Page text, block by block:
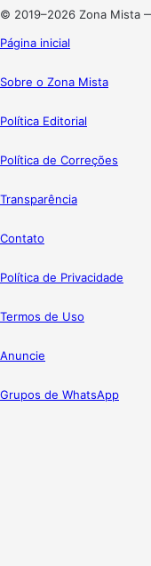
© 2019–2026 Zona Mista
Página inicial
Sobre o Zona Mista
Política Editorial
Política de Correções
Transparência
Contato
Política de Privacidade
Termos de Uso
Anuncie
Grupos de WhatsApp